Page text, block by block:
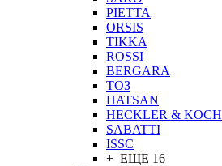
PIETTA
ORSIS
TIKKA
ROSSI
BERGARA
ТОЗ
HATSAN
HECKLER & KOCH
SABATTI
ISSC
+ ЕЩЕ 16